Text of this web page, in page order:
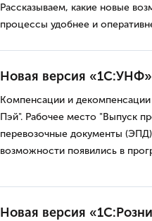
Рассказываем, какие новые
процессы удобнее и
Новая версия
Компенсации и
Пэй". Рабочее место "Выпуск
перевозочные документы
возможности появились в
Новая версия